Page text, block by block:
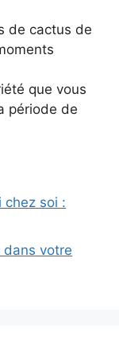
de cactus de
que vous
période de
chez soi :
dans votre